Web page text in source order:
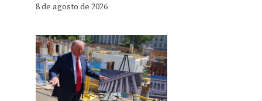
8 de agosto de 2026